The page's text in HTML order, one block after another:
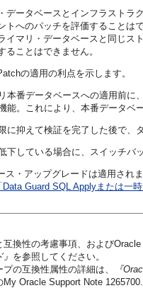
データベースとインフラスト
トへのパッチを評価すること
イマリ・データベースと同じ
ことはできません。
の適用の利点を示します。
本番データベースへの適用前
能。これにより、本番データ
に抑えて検証を完了した後で
下している場合に、スイッチバ
・アップグレードは適用さ
Data Guard SQL Applyまたは一
互換性の考慮事項、および
を参照してください。
の互換性属性の詳細は、
『
My Oracle Support Note